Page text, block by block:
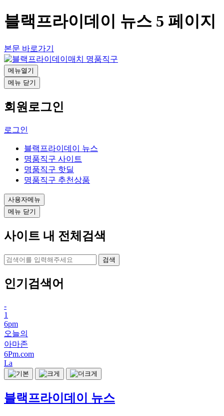
블랙프라이데이 뉴스 5 페이지
본문 바로가기
메뉴열기
메뉴 닫기
회원로그인
로그인
블랙프라이데이 뉴스
명품직구 사이트
명품직구 핫딜
명품직구 추천상품
사용자메뉴
메뉴 닫기
사이트 내 전체검색
검색
인기검색어
-
1
6pm
오늘의
아마존
6Pm.com
La
블랙프라이데이 뉴스